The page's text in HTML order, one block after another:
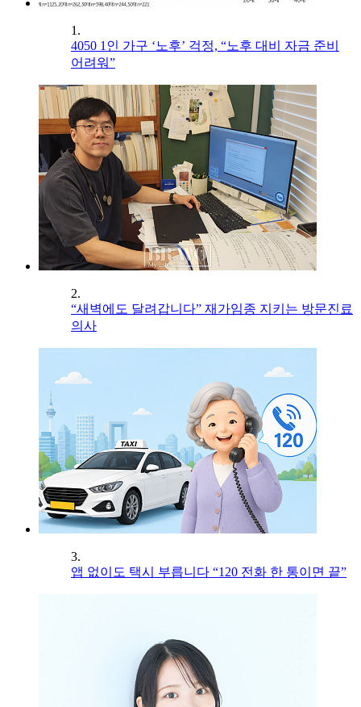
1.
4050 1인 가구 ‘노후’ 걱정, “노후 대비 자금 준비
어려워”
2.
“새벽에도 달려갑니다” 재가임종 지키는 방문진료
의사
3.
앱 없이도 택시 부릅니다 “120 전화 한 통이면 끝”